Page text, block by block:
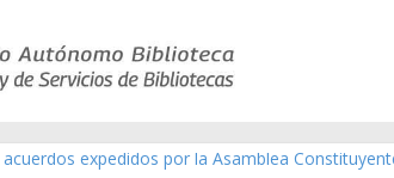
expedidos por la Asamblea